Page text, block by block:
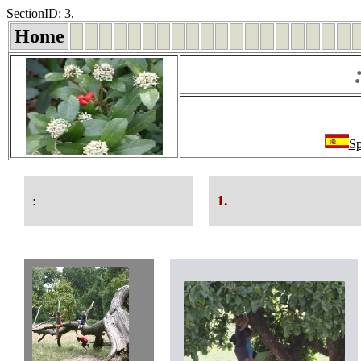
SectionID: 3,
Home
: 1.